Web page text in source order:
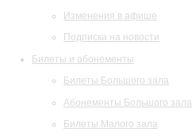
Изменения в афише
Подписка на новости
Билеты и абонементы
Билеты Большого зала
Абонементы Большого зала
Билеты Малого зала